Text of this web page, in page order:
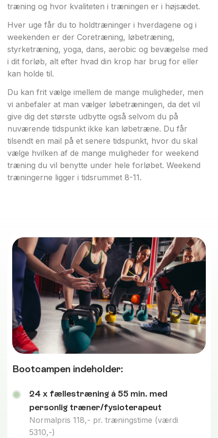
træning og hvor kvaliteten i træningen er i højsædet.
Hver uge får du to holdtræninger i hverdagene og i
weekenden er der Coretræning, løbetræning,
styrketræning, yoga, dans, aerobic og bevægelse med
i dit forløb, alt efter hvad din krop har brug for eller
kan holde til.
Du kan frit vælge imellem de mange muligheder, men
vi anbefaler at man vælger løbetræningen, da det vil
give dig det største udbytte også selvom du på
nuværende tidspunkt ikke kan løbetræne. Du får
tilsendt en mail på et senere tidspunkt, hvor du skal
vælge hvilken af de mange muligheder for weekend
træning du vil benytte under hele forløbet. Weekend
træningerne ligger i tidsrummet 8-11.
Bootcampen indeholder:
24 x fællestræning á 55 min. med
personlig træner/fysioterapeut
Normalpris 118,- pr. træningstime (værdi
5310,-)